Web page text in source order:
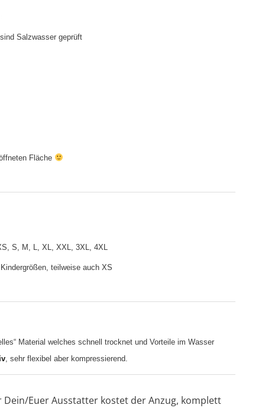
Salzwasser geprüft
Fläche
S, M, L, XL, XXL, 3XL, 4XL
teilweise auch XS
Material welches schnell trocknet und Vorteile im Wasser
, sehr flexibel aber kompressierend.
Dein/Euer Ausstatter kostet der Anzug, komplett